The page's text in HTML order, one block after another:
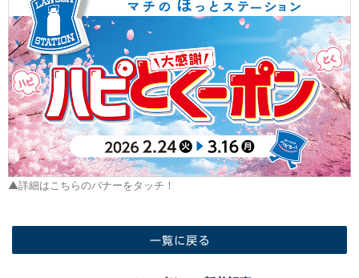
▲詳細はこちらのバナーをタッチ！